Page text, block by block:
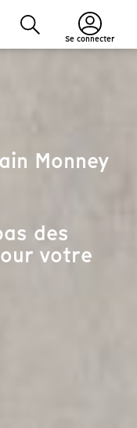
Se connecter
Monney
des
votre